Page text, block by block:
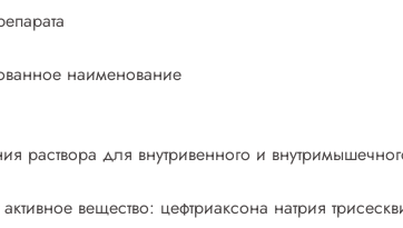
наименование
раствора для внутривенного и
вещество: цефтриаксона натрия